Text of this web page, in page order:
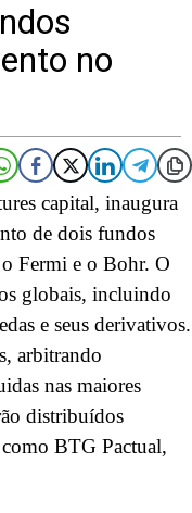
no
capital, inaugura
de dois fundos
Fermi e o Bohr. O
globais, incluindo
e seus derivativos.
arbitrando
nas maiores
distribuídos
BTG Pactual,